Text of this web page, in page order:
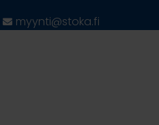
myynti@stoka.fi